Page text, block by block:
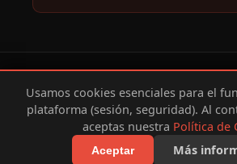
Un producto de fondraken ||
Escobar
© 2026 RockCultura.com - Todos los
Política de Privacidad
| Política de
Usamos cookies esenciales para el
plataforma (sesión, seguridad). Al
aceptas nuestra Política de
Aceptar Más